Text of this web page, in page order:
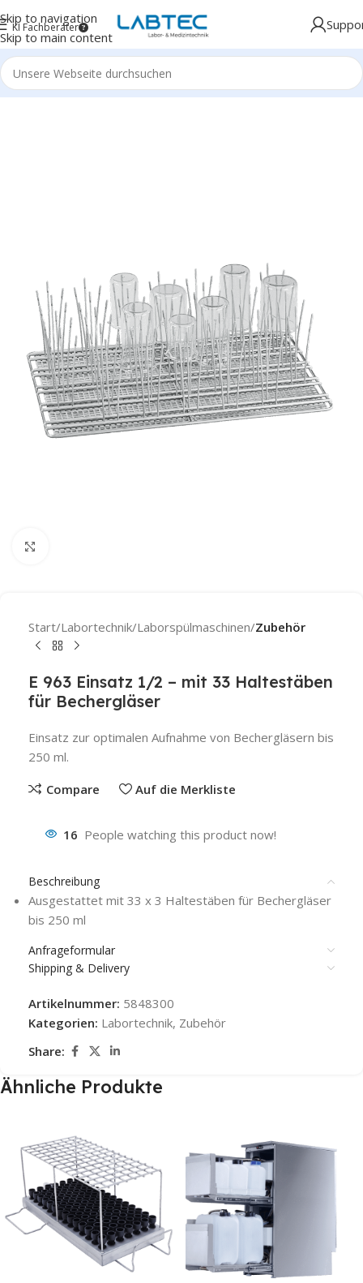
Skip to navigation
Skip to main content
KI Fachberater
Start Labortechnik Laborspülmaschinen Zubehör
E 963 Einsatz 1/2 – mit 33 Haltestäben
für Bechergläser
Einsatz zur optimalen Aufnahme von Bechergläsern bis
250 ml.
Compare
Auf die Merkliste
16 People watching this product now!
Beschreibung
Ausgestattet mit 33 x 3 Haltestäben für Bechergläser
bis 250 ml
Anfrageformular
Shipping & Delivery
Artikelnummer: 5848300
Kategorien: Labortechnik, Zubehör
Share:
Ähnliche Produkte